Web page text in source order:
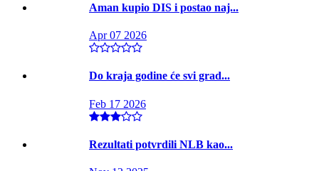
Aman kupio DIS i postao naj...
Apr 07 2026
Do kraja godine će svi grad...
Feb 17 2026
Rezultati potvrdili NLB kao...